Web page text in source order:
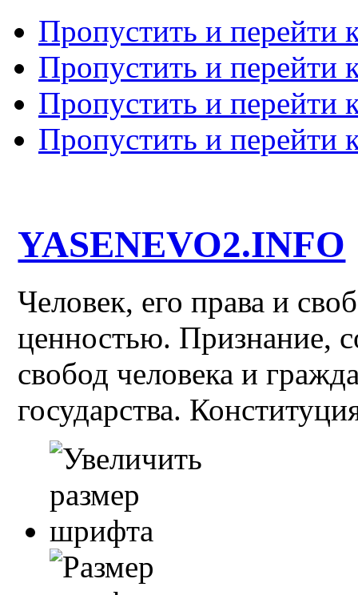
Пропустить и перейти
Пропустить и перейти
Пропустить и перейти
Пропустить и перейти
YASENEVO2.INFO
Человек, его права и
ценностью. Признание,
свобод человека и
государства.